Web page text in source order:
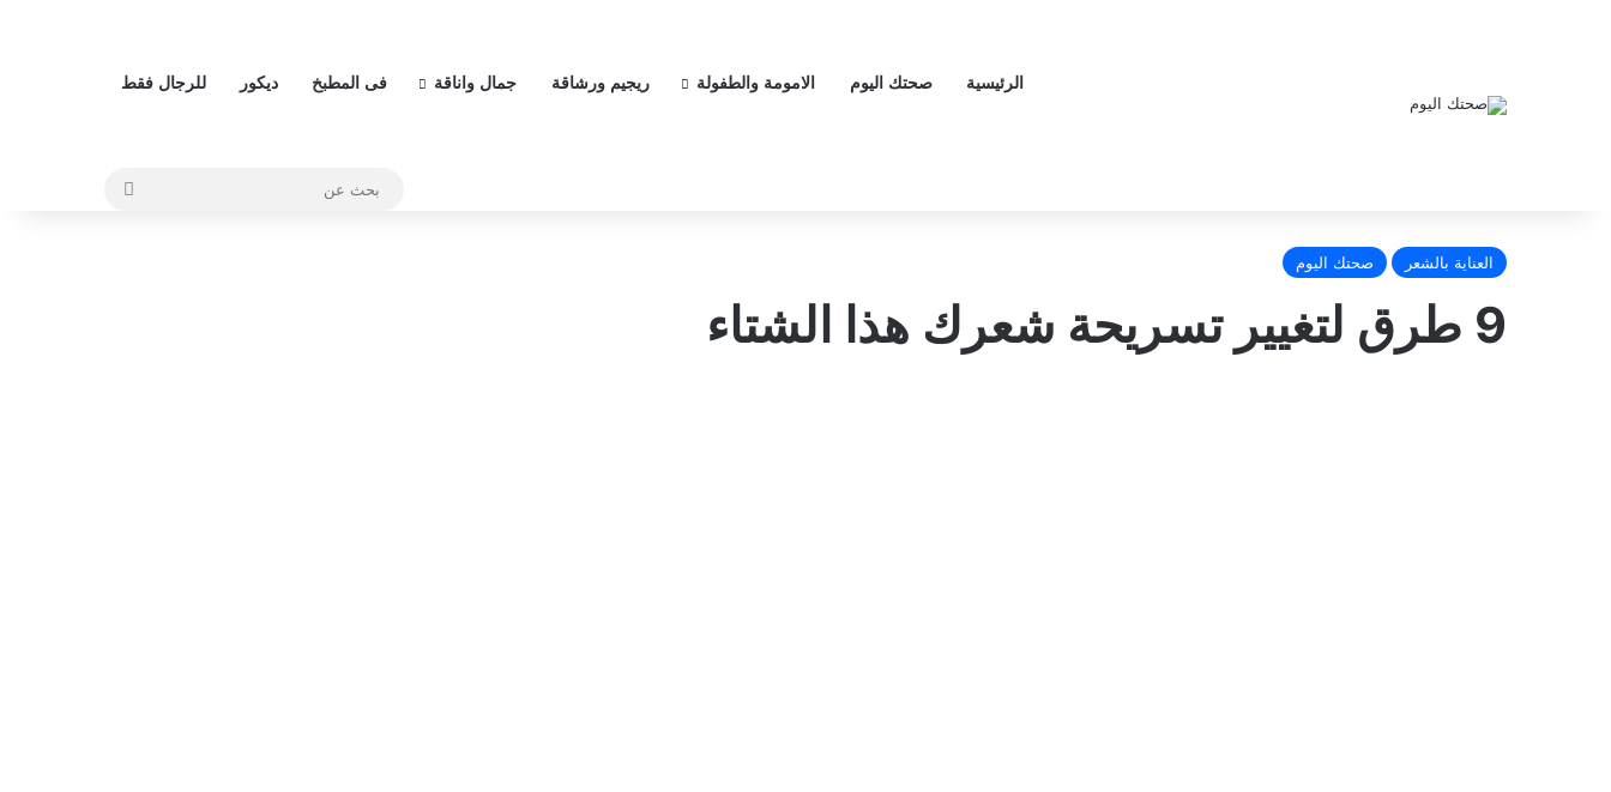
الرئيسية صحتك اليوم الامومة والطفولة ريجيم ورشاقة جمال واناقة فى المطبخ ديكور للرجال فقط
العناية بالشعر صحتك اليوم
9 طرق لتغيير تسريحة شعرك هذا الشتاء